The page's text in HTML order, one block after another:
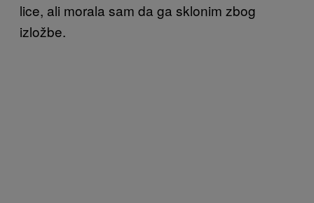
lice, ali morala sam da ga sklonim zbog
izložbe.